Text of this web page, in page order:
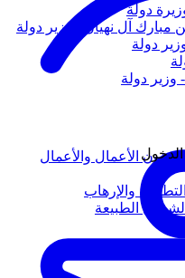
دولة
مبارك آل نهيان - وزير دولة
دولة
وزير دولة
الأعمال والأعمال
والإرهاب
لشؤون الطبيعة